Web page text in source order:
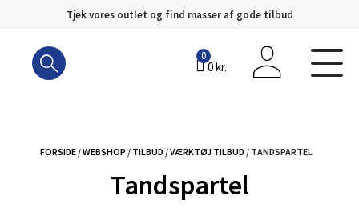
Tjek vores outlet og find masser af gode tilbud
indhold
0kr.
0
FORSIDE /WEBSHOP / TILBUD /VÆRKTØJ TILBUD / TANDSPARTEL
Tandspartel